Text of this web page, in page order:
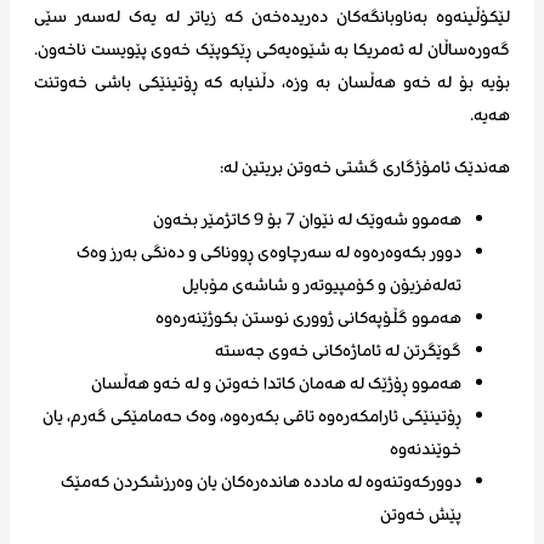
لێکۆڵینەوە بەناوبانگەکان دەریدەخەن کە زیاتر لە یەک لەسەر سێی
گەورەساڵان لە ئەمریکا بە شێوەیەکی ڕێکوپێک خەوی پێویست ناخەون.
بۆیە بۆ لە خەو هەڵسان بە وزە، دڵنیابە کە ڕۆتینێکی باشی خەوتنت
هەیە.
هەندێک ئامۆژگاری گشتی خەوتن بریتین لە:
هەموو شەوێک لە نێوان 7 بۆ 9 کاتژمێر بخەون
دوور بکەوەرەوە لە سەرچاوەی ڕووناکی و دەنگی بەرز وەک
تەلەفزیۆن و کۆمپیوتەر و شاشەی مۆبایل
هەموو گڵۆپەکانی ژووری نوستن بکوژێنەرەوە
گوێگرتن لە ئاماژەکانی خەوی جەستە
هەموو ڕۆژێک لە هەمان کاتدا خەوتن و لە خەو هەڵسان
ڕۆتینێکی ئارامکەرەوە تاقی بکەرەوە، وەک حەمامێکی گەرم، یان
خوێندنەوە
دوورکەوتنەوە لە ماددە هاندەرەکان یان وەرزشکردن کەمێک
پێش خەوتن